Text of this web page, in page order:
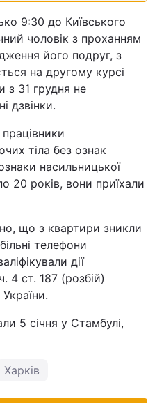
9:30 до Київського
чоловік з проханням
його подруг, з
на другому курсі
з 31 грудня не
дзвінки.
тіла без ознак
насильницької
20 років, вони приїхали
що з квартири зникли
телефони
дії
4 ст. 187 (розбій)
5 січня у Стамбулі,
Харків